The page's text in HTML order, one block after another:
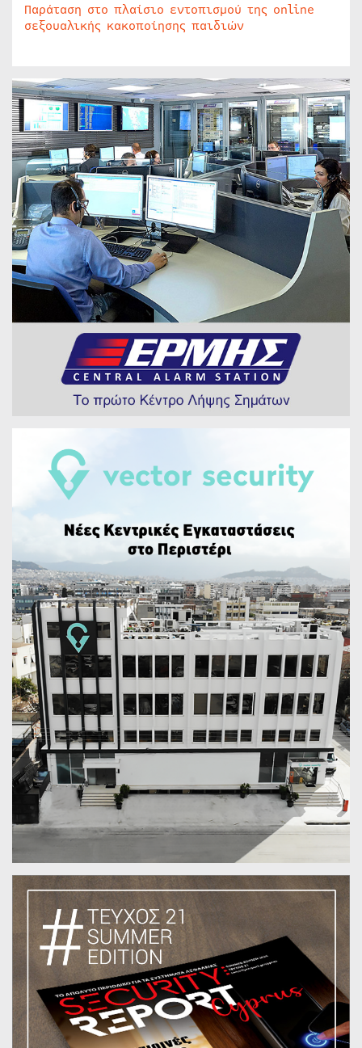
Παράταση στο πλαίσιο εντοπισμού της online
σεξουαλικής κακοποίησης παιδιών